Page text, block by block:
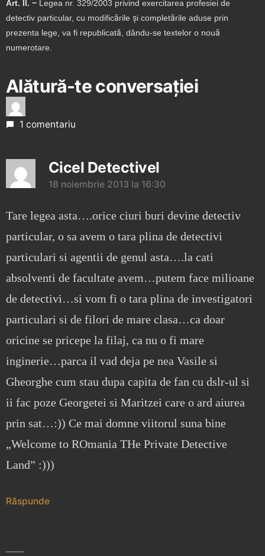
Art. II. − Legea nr. 329/2003 privind exercitarea profesiei de
detectiv particular, cu modificările şi completările aduse prin
prezenta lege, va fi republicată, dându-se textelor o nouă
numerotare.
Alătură-te conversației
1 comentariu
Cicel Detectivel
18 noiembrie 2013 la 16:30
Tare legea asta….orice ciuri buri devine detectiv
particular, o sa avem o tara plina de detectivi
particulari si agentii de genul asta….la cati
absolventi de facultate avem…putem face milioane
de detectivi…si vom fi o tara plina de investigatori
particulari si de filori de mare clasa…ca doar
oricine se pricepe la filaj, ca nu o fi mare
inginerie…parca il vad deja pe nea Vasile si
Gheorghe cum stau dupa capita de fan cu dslr-ul si
ii fac poze Georgetei si Maritzei care o ard aiurea
prin sat…:)) Ce mai domne viitorul suna bine
„Welcome to ROmania THe Private Detective
Land” :)))
Răspunde